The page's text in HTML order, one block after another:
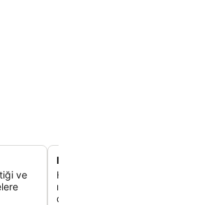
ve
Modern Türk spası ve sağlıklı
Hamamda geleneksel köpük
ısıtmalı kapalı havuzda bir dalış
deneyimleyebilirsin.